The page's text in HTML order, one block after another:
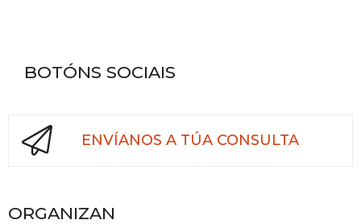
BOTÓNS SOCIAIS
ENVÍANOS A TÚA CONSULTA
ORGANIZAN